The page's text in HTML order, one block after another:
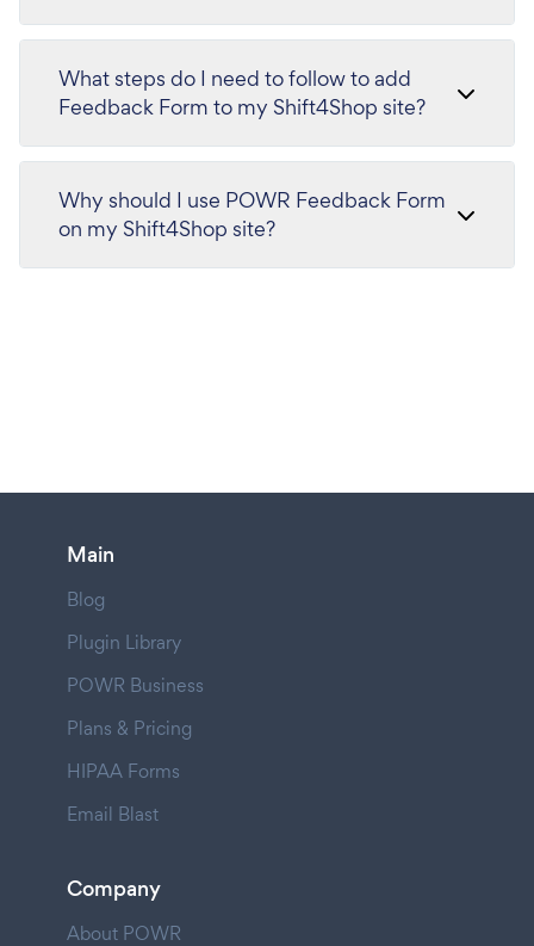
What steps do I need to follow to add
Feedback Form to my Shift4Shop site?
Why should I use POWR Feedback Form
on my Shift4Shop site?
Main
Blog
Plugin Library
POWR Business
Plans & Pricing
HIPAA Forms
Email Blast
Company
About POWR